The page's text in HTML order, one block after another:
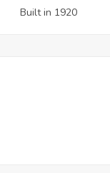
Built in 1920